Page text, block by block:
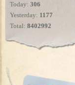
Today: 306
Yesterday: 1177
Total: 8402992